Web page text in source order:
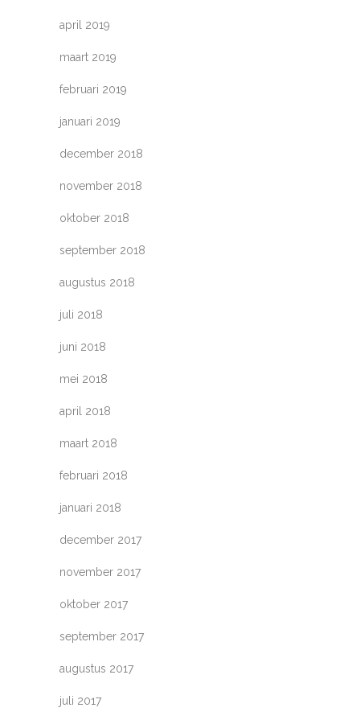
april 2019
maart 2019
februari 2019
januari 2019
december 2018
november 2018
oktober 2018
september 2018
augustus 2018
juli 2018
juni 2018
mei 2018
april 2018
maart 2018
februari 2018
januari 2018
december 2017
november 2017
oktober 2017
september 2017
augustus 2017
juli 2017